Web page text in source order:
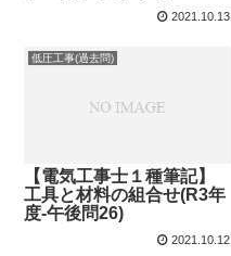
2021.10.13
低圧工事(過去問)
【電気工事士１種筆記】
工具と材料の組合せ(R3年
度-午後問26)
2021.10.12